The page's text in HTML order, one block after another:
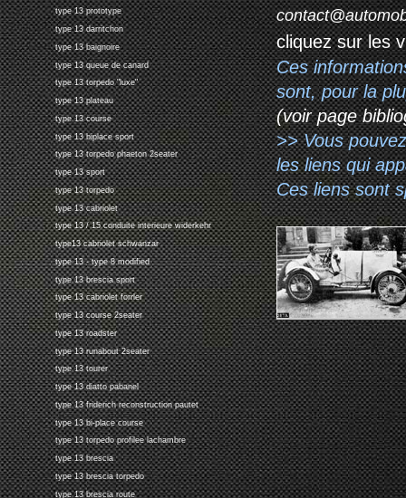
type 13 prototype
type 13 darritchon
type 13 baignoire
type 13 queue de canard
type 13 torpedo "luxe"
type 13 plateau
type 13 course
type 13 biplace sport
type 13 torpedo phaeton 2seater
type 13 sport
type 13 torpedo
type 13 cabriolet
type 13 / 15 conduite interieure widerkehr
type13 cabriolet schwanzar
type 13 - type 8 modified
type 13 brescia sport
type 13 cabriolet forrler
type 13 course 2seater
type 13 roadster
type 13 runabout 2seater
type 13 tourer
type 13 diatto pabanel
type 13 friderich reconstruction pautet
type 13 bi-place course
type 13 torpedo profilee lachambre
type 13 brescia
type 13 brescia torpedo
type 13 brescia route
cliquez sur les
Ces
sont, pour la
(voir page
>> Vous
les liens qui
Ces liens sont